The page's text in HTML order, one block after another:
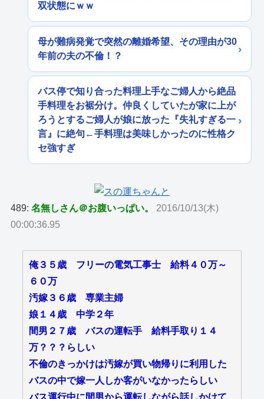
双状態にｗｗ
母が難病発覚で突然の離婚希望、その理由が30
年前の夫の不倫！？
バス停で知り合った料理上手なご婦人から絶品
手料理をお裾分け。仲良くしていたが家に上が
ろうとするご婦人が娘に放った『失礼すぎる一
言』に絶句←手料理は美味しかったのに性格ク
セ強すぎ
489:名無しさん＠お腹いっぱい。
2016/10/13(木)
00:00:36.95
俺３５歳 フリーの電気工事士 給料４０万～
６０万
汚嫁３６歳 専業主婦
娘１４歳 中学２年
間男２７歳 バスの運転手 給料手取り１４
万？？？らしい
不倫のきっかけは汚嫁が買い物帰りに利用した
バスの中で嫁一人しか客がいなかったらしい
バス運行中に間男から運転しながら話しかけて